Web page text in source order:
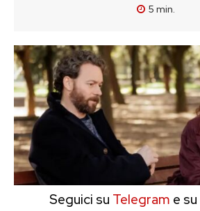
5 min.
Seguici su Telegram e su